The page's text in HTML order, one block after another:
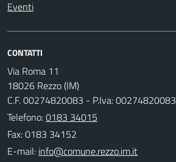
Eventi
CONTATTI
Via Roma 11
18026 Rezzo (IM)
C.F. 00274820083 - P.Iva: 00274820083
Telefono:0183 34015
Fax: 0183 34152
E-mail: